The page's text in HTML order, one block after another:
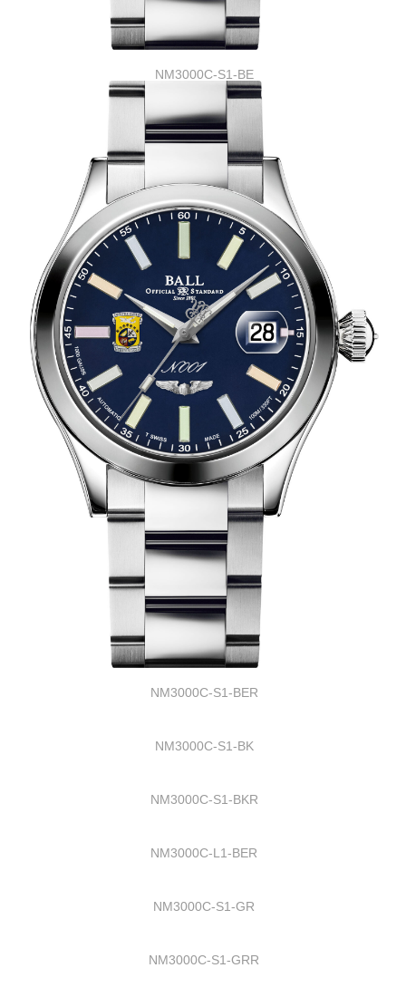
NM3000C-S1-BE
NM3000C-S1-BER
NM3000C-S1-BK
NM3000C-S1-BKR
NM3000C-L1-BER
NM3000C-S1-GR
NM3000C-S1-GRR